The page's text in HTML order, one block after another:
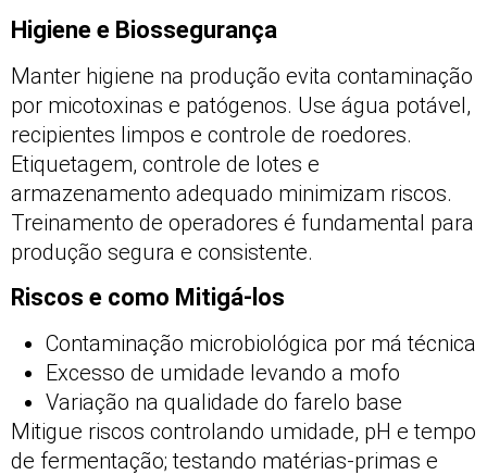
Higiene e Biossegurança
Manter higiene na produção evita contaminação
por micotoxinas e patógenos. Use água potável,
recipientes limpos e controle de roedores.
Etiquetagem, controle de lotes e
armazenamento adequado minimizam riscos.
Treinamento de operadores é fundamental para
produção segura e consistente.
Riscos e como Mitigá-los
Contaminação microbiológica por má técnica
Excesso de umidade levando a mofo
Variação na qualidade do farelo base
Mitigue riscos controlando umidade, pH e tempo
de fermentação; testando matérias-primas e